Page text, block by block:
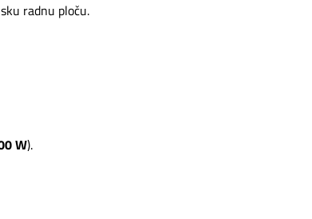
radnu ploču.
W).